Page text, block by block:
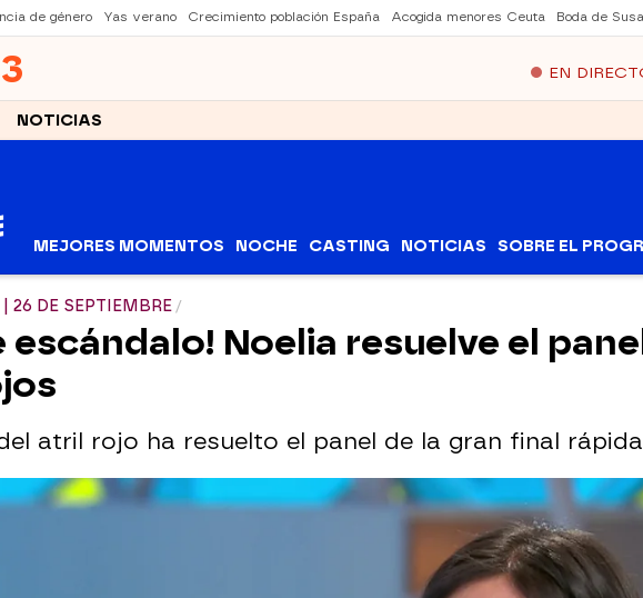
de género Yas verano Crecimiento población España Acogida menores Ceuta Boda de
3 EN
NOTICIAS
MEJORES MOMENTOS NOCHE CASTING NOTICIAS SOBRE EL
26 DE SEPTIEMBRE
escándalo! Noelia resuelve el
atril rojo ha resuelto el panel de la gran final
en el último panel de La ruleta de la suerte